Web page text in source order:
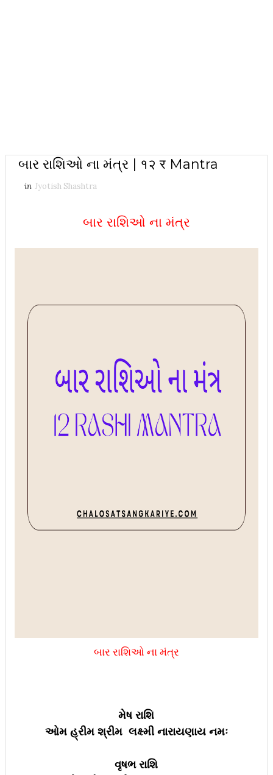
બાર રાશિઓ ના મંત્ર | १२ र Mantra
in Jyotish Shashtra
બાર રાશિઓ ના મંત્ર
બાર રાશિઓ ના મંત્ર
મેષ રાશિ
ઓમ હ્રીમ શ્રીમ લક્ષ્મી નારાયણાય નમઃ
વૃષભ રાશિ